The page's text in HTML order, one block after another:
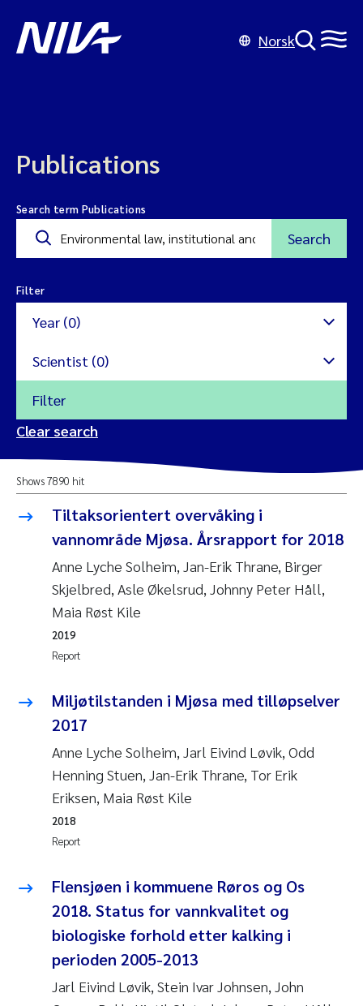
Norsk
Publications
Search term Publications
Search
Filter
Year (0)
2024
2023
2022
2021
2020
2019
2018
2016
2014
2013
2012
Scientist (0)
Amy Lusher
Åse Åtland
Trine Bekkby
Jannicke Moe
Sigrid Haande
Johnny Håll
Philip Wallhead
Sara Calabrese
Caroline Mengeot
Paulo Mira Fernandes
Bibiana Gomez Crespo
Filter
Clear search
Shows 7890 hit
Tiltaksorientert overvåking i
vannområde Mjøsa. Årsrapport for 2018
Anne Lyche Solheim, Jan-Erik Thrane, Birger
Skjelbred, Asle Økelsrud, Johnny Peter Håll,
Maia Røst Kile
Report
2019
Miljøtilstanden i Mjøsa med tilløpselver
2017
Anne Lyche Solheim, Jarl Eivind Løvik, Odd
Henning Stuen, Jan-Erik Thrane, Tor Erik
Eriksen, Maia Røst Kile
Report
2018
Flensjøen i kommuene Røros og Os
2018. Status for vannkvalitet og
biologiske forhold etter kalking i
perioden 2005-2013
Jarl Eivind Løvik, Stein Ivar Johnsen, John